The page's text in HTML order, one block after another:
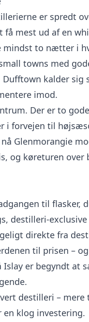
er spredt
mest ud af en
mindst to nætter i
towns med
kalder sig
imod.
Der er to
i forvejen til
Glenmorangie
og køreturen over
til flasker,
destilleri-
direkte fra
til prisen –
Islay er begyndt at
destilleri – mere
klog investering.